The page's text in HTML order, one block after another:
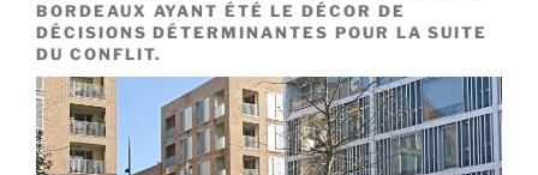
BORDEAUX AYANT ÉTÉ LE DÉCOR DE
DÉCISIONS DÉTERMINANTES POUR LA SUITE
DU CONFLIT.